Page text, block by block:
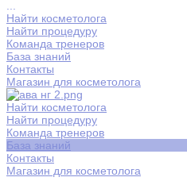
Найти косметолога
Найти процедуру
Команда тренеров
База знаний
Контакты
Магазин для косметолога
Найти косметолога
Найти процедуру
Команда тренеров
База знаний
Контакты
Магазин для косметолога